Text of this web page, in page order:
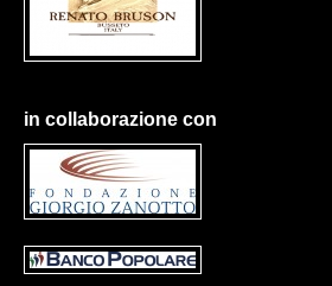
in collaborazione con